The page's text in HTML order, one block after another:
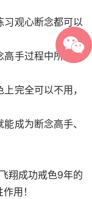
习观心断念都可以
高手过程中所起的
完全可以不用，
成为断念高手、
翔成功戒色9年的
用！